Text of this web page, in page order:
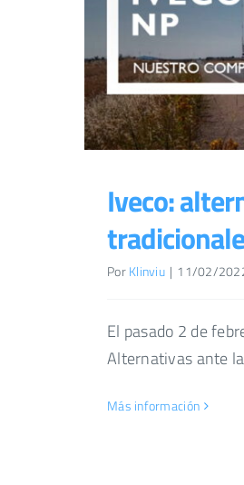
Iveco:
PorKlinviu | 11/02/
El pasado 2 de
Alternativas ante
Más información